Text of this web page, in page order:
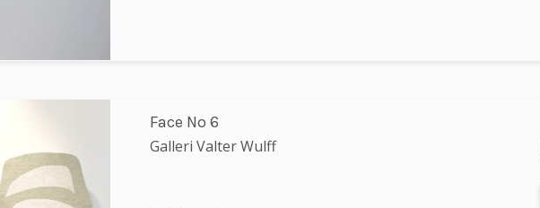
Face No 6
Galleri Valter Wulff